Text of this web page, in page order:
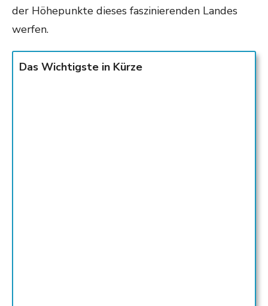
der Höhepunkte dieses faszinierenden Landes
werfen.
Das Wichtigste in Kürze